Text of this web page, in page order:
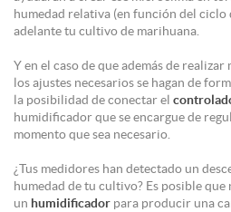
humedad relativa (en función del ciclo
adelante tu cultivo de marihuana.
Y en el caso de que además de
los ajustes necesarios se hagan de
la posibilidad de conectar el
humidificador que se encargue de
momento que sea necesario.
¿Tus medidores han detectado un
humedad de tu cultivo? Es posible que
un humidificador para producir una